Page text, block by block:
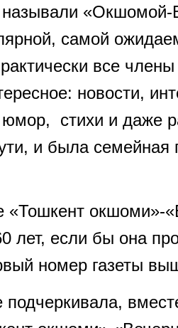
называли
самой
все
новости,
стихи и даже
и была
«Тошкент окшоми»-
лет, если бы она
номер газеты
подчеркивала,